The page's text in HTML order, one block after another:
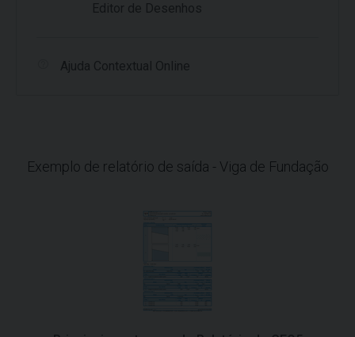
Editor de Desenhos
Ajuda Contextual Online
Exemplo de relatório de saída - Viga de Fundação